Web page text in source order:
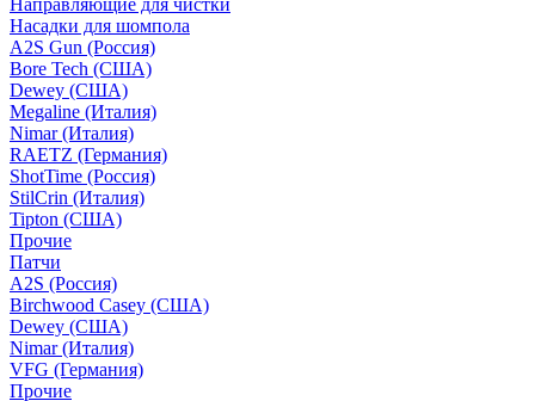
Направляющие для чистки
Насадки для шомпола
A2S Gun (Россия)
Bore Tech (США)
Dewey (США)
Megaline (Италия)
Nimar (Италия)
RAETZ (Германия)
ShotTime (Россия)
StilCrin (Италия)
Tipton (США)
Прочие
Патчи
A2S (Россия)
Birchwood Casey (США)
Dewey (США)
Nimar (Италия)
VFG (Германия)
Прочие